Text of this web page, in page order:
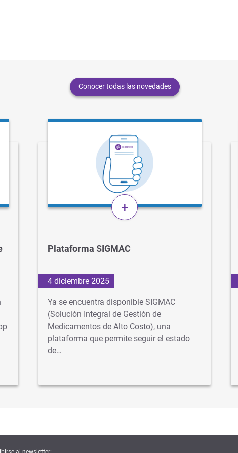
Conocer todas las novedades
+
Plataforma SIGMAC
4 diciembre 2025
Ya se encuentra disponible SIGMAC
(Solución Integral de Gestión de
Medicamentos de Alto Costo), una
plataforma que permite seguir el estado
de…